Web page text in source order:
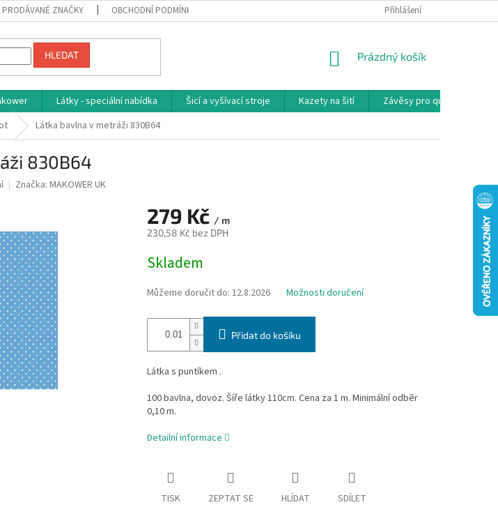
PRODÁVANÉ ZNAČKY OBCHODNÍ PODMÍNKY REKLAMAČNÍ PODMÍNKY
Přihlášení
HLEDAT
NÁKUPNÍ
Prázdný košík
Látky - speciální nabídka Šicí a vyšívací stroje Kazety na šití Závěsy pro quilty
Látka bavlna v metráži 830B64
830B64
Značka: MAKOWER UK
279 Kč / m
230,58 Kč bez DPH
cena:
Skladem
Můžeme doručit do: 12.8.2026 Možnosti doručení
Přidat do košíku
Látka s puntíkem .
100 bavlna, dovoz. Šíře látky 110cm. Cena za 1 m. Minimální odběr
0,10 m.
Detailní informace
TISK ZEPTAT SE HLÍDAT SDÍLET